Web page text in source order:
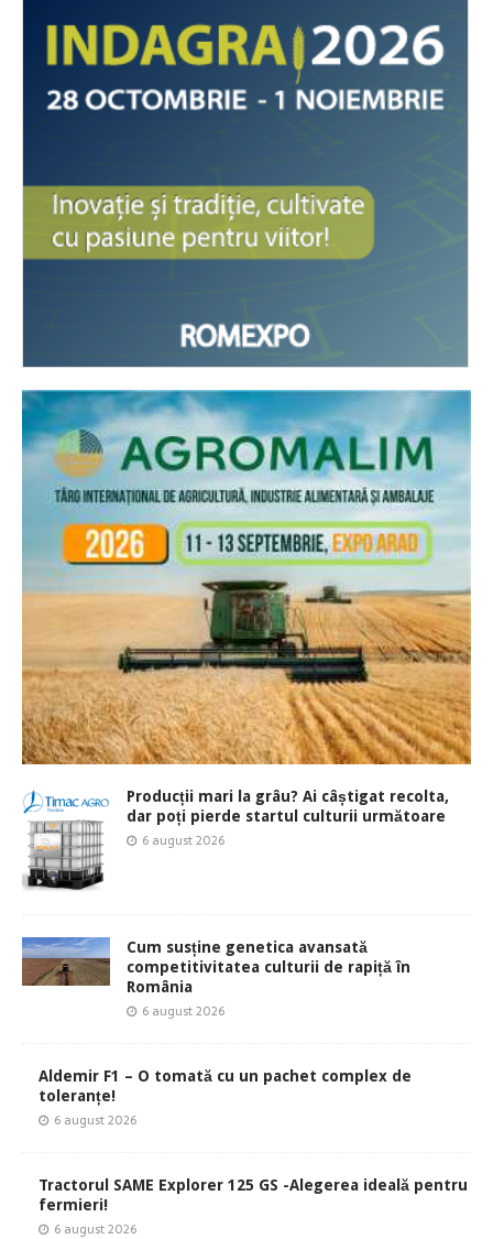
Producții mari la grâu? Ai câștigat recolta,
dar poți pierde startul culturii următoare
6 august 2026
Cum susține genetica avansată
competitivitatea culturii de rapiță în
România
6 august 2026
Aldemir F1 – O tomată cu un pachet complex de
toleranțe!
6 august 2026
Tractorul SAME Explorer 125 GS -Alegerea ideală pentru
fermieri!
6 august 2026